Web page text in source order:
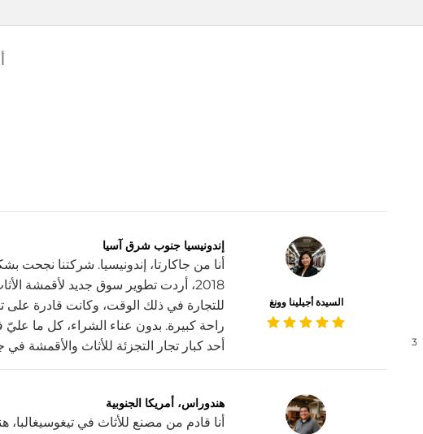
3
السيدة أجيلينا وونغ
إندونيسيا جنوب شرق آسيا
أنا من جاكارتا، إندونيسيا. شركتنا نجحت
2018، أردت تطوير سوق جديد لأقمشة
للتجارة في ذلك الوقت، وكانت قادرة على
راحة كبيرة. بدون عناء الشراء، كل ما عليّ
أحد كبار تجار التجزئة للأثاث والأقمشة في
هندوراس، أمريكا الجنوبية
أنا قادم من مصنع للأثاث في تيغوسيغالبا،